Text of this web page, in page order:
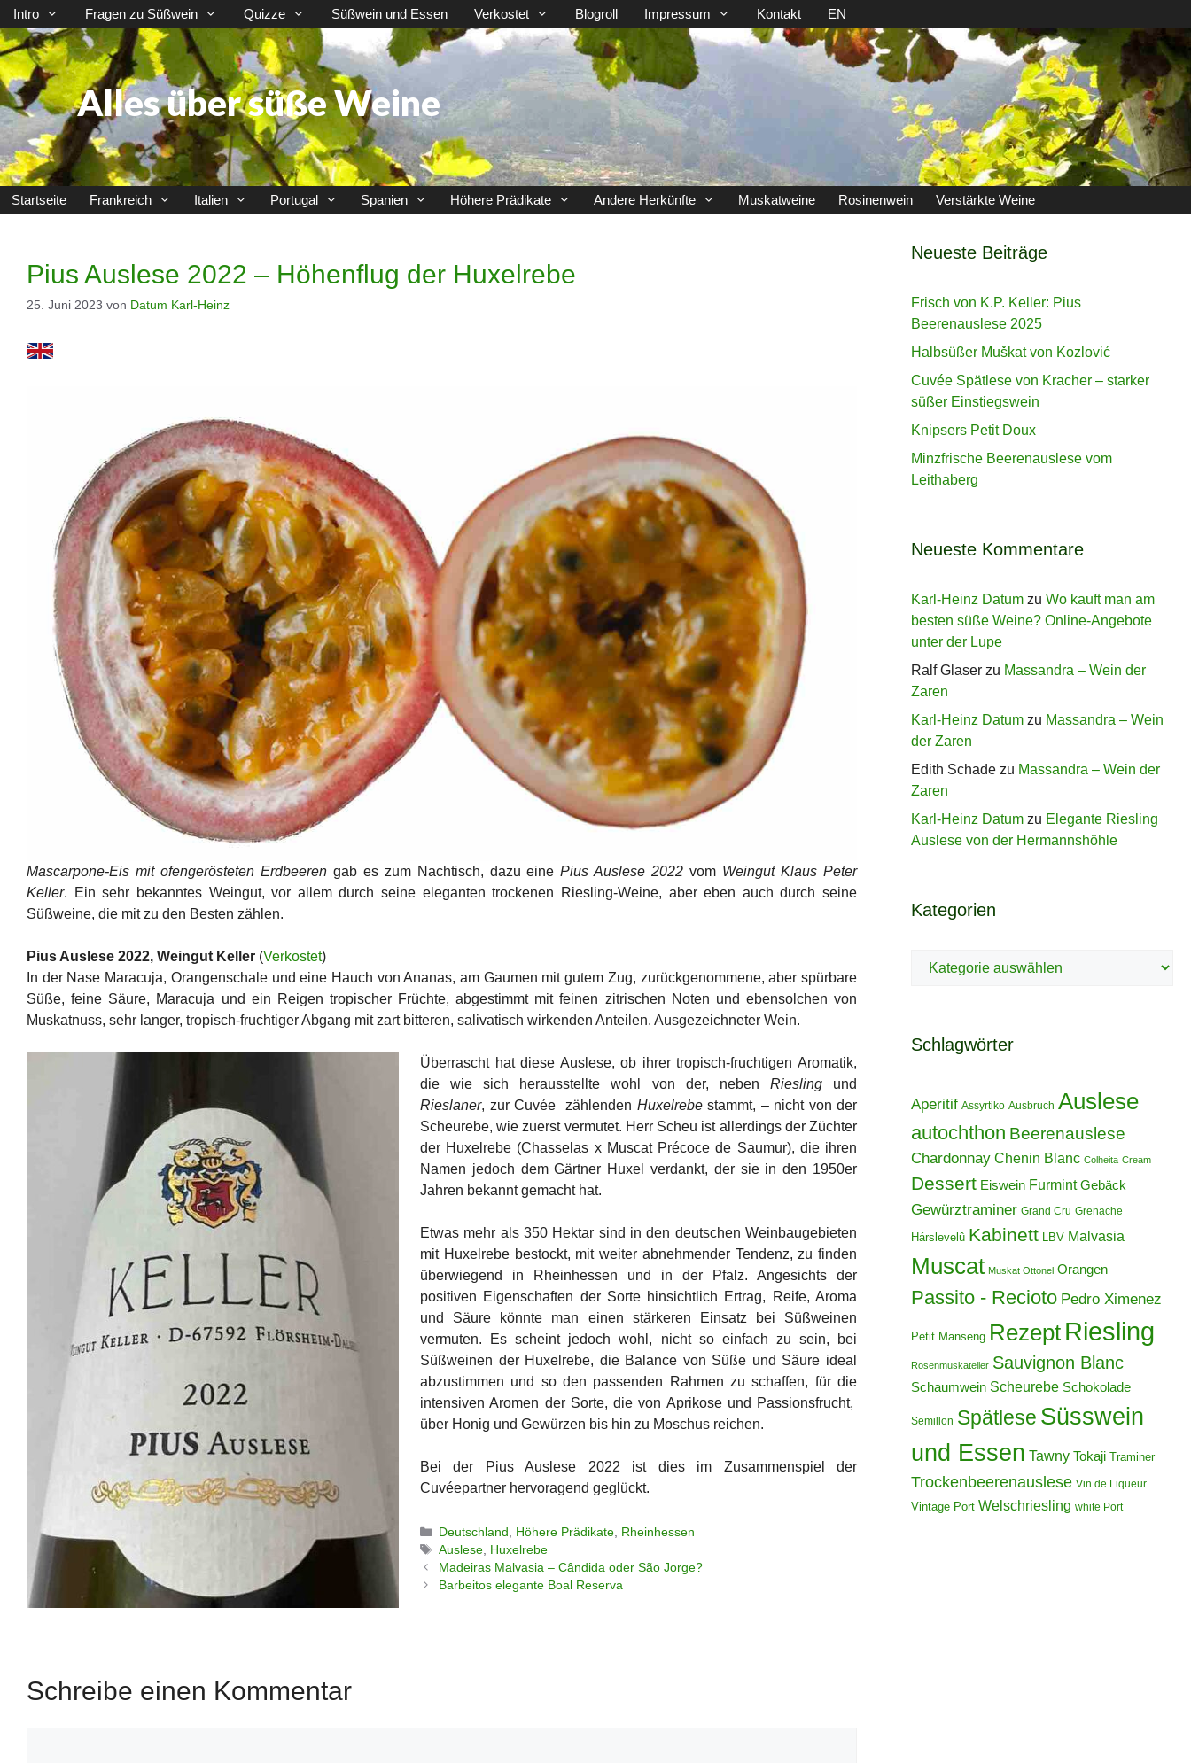
Zum
Inhalt
springen
Intro Fragen zu Süßwein Quizze Süßwein und Essen Verkostet Blogroll Impressum Kontakt EN
Alles über süße Weine
Startseite Frankreich Italien Portugal Spanien Höhere Prädikate Andere Herkünfte Muskatweine Rosinenwein Verstärkte Weine
Pius Auslese 2022 – Höhenflug der Huxelrebe
25. Juni 2023 von Datum Karl-Heinz
Mascarpone-Eis mit ofengerösteten Erdbeerengab es zum Nachtisch, dazu einePius Auslese 2022 vom Weingut Klaus Peter
Keller. Ein sehr bekanntes Weingut, vor allem durch seine eleganten trockenen Riesling-Weine, aber eben auch durch seine
Süßweine, die mit zu den Besten zählen.
Pius Auslese 2022, Weingut Keller (Verkostet)
In der Nase Maracuja, Orangenschale und eine Hauch von Ananas, am Gaumen mit gutem Zug, zurückgenommene, aber spürbare
Süße, feine Säure, Maracuja und ein Reigen tropischer Früchte, abgestimmt mit feinen zitrischen Noten und ebensolchen von
Muskatnuss, sehr langer, tropisch-fruchtiger Abgang mit zart bitteren, salivatisch wirkenden Anteilen. Ausgezeichneter Wein.
Überrascht hat diese Auslese, ob ihrer tropisch-fruchtigen Aromatik,
die wie sich herausstellte wohl von der, neben Rieslingund
Rieslaner, zur Cuvée zählenden Huxelrebestammt, – nicht von der
Scheurebe, wie zuerst vermutet. Herr Scheu ist allerdings der Züchter
der Huxelrebe (Chasselas x Muscat Précoce de Saumur), die ihren
Namen jedoch dem Gärtner Huxel verdankt, der sie in den 1950er
Jahren bekannt gemacht hat.
Etwas mehr als 350 Hektar sind in den deutschen Weinbaugebieten
mit Huxelrebe bestockt, mit weiter abnehmender Tendenz, zu finden
überwiegend in Rheinhessen und in der Pfalz. Angesichts der
positiven Eigenschaften der Sorte hinsichtlich Ertrag, Reife, Aroma
und Säure könnte man einen stärkeren Einsatz bei Süßweinen
vermuten. Es scheint jedoch wohl, nicht so einfach zu sein, bei
Süßweinen der Huxelrebe, die Balance von Süße und Säure ideal
abzustimmen und so den passenden Rahmen zu schaffen, für die
intensiven Aromen der Sorte, die von Aprikose und Passionsfrucht,
über Honig und Gewürzen bis hin zu Moschus reichen.
Bei der Pius Auslese 2022 ist dies im Zusammenspiel der
Cuvéepartner hervoragend geglückt.
Kategorien
Deutschland Höhere Prädikate Rheinhessen
Schlagwörter
Auslese Huxelrebe
Madeiras Malvasia – Cândida oder São Jorge?
Barbeitos elegante Boal Reserva
Schreibe einen Kommentar
Neueste Beiträge
Frisch von K.P. Keller: Pius
Beerenauslese 2025
Halbsüßer Muškat von Kozlović
Cuvée Spätlese von Kracher – starker
süßer Einstiegswein
Knipsers Petit Doux
Minzfrische Beerenauslese vom
Leithaberg
Neueste Kommentare
Karl-Heinz Datum zu Wo kauft man am
besten süße Weine? Online-Angebote
unter der Lupe
Ralf Glaser zu Massandra – Wein der
Zaren
Karl-Heinz Datum zu Massandra – Wein
der Zaren
Edith Schade zu Massandra – Wein der
Zaren
Karl-Heinz Datum zu Elegante Riesling
Auslese von der Hermannshöhle
Kategorien
Kategorien
Schlagwörter
Aperitif Assyrtiko Ausbruch Auslese
autochthon Beerenauslese
Chardonnay Chenin Blanc Colheita Cream
Dessert Eiswein Furmint Gebäck
Gewürztraminer Grand Cru Grenache
Hárslevelû Kabinett LBV Malvasia
Muscat Muskat Ottonel Orangen
Passito - Recioto Pedro Ximenez
Petit Manseng Rezept Riesling
Rosenmuskateller Sauvignon Blanc
Schaumwein Scheurebe Schokolade
Semillon Spätlese Süsswein
und Essen Tawny Tokaji Traminer
Trockenbeerenauslese Vin de Liqueur
Vintage Port Welschriesling white Port